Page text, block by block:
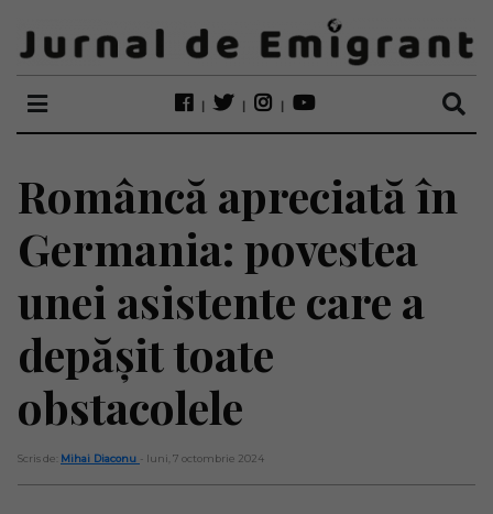
Româncă apreciată în
Germania: povestea
unei asistente care a
depășit toate
obstacolele
Scris de: Mihai Diaconu - luni, 7 octombrie 2024